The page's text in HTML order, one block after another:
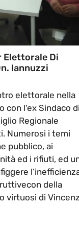
Elettorale Di
Iannuzzi
elettorale nella
con l'ex Sindaco di
Regionale
Numerosi i temi
pubblico, ai
ed i rifiuti, ed
della
virtuosi di